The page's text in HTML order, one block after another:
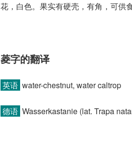
花，白色。果实有硬壳，有角，可供食
菱字的翻译
英语 water-chestnut, water caltrop
德语 Wasserkastanie (lat. Trapa